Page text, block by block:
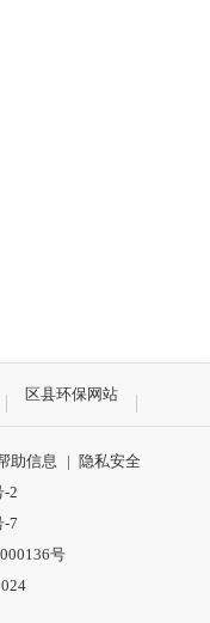
区县环保网站
助信息 | 隐私安全
-2
-7
号